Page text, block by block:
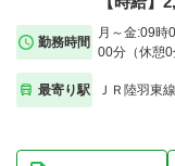
勤務時間
月～金:09時
00分（休憩0
最寄り駅 ＪＲ陸羽東